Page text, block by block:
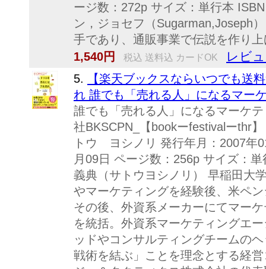
ージ数：272p サイズ：単行本
ン，ジョセフ（Sugarman,Joseph
手であり、通販事業で伝説を作り
1,540円
税込 送料込 カードOK レビ
5.
【楽天ブックスならいつでも送
れ 誰でも「売れる人」になるマ
誰でも「売れる人」になるマーケ
社BKSCPN_【bookーfestivalーthr
トウ ヨシノリ 発行年月：2007年
月09日 ページ数：256p サイズ：
義典（サトウヨシノリ） 早稲田大
やマーケティングを経験後、米ペ
その後、外資系メーカーにてマー
を統括。外資系マーケティングエ
ッドやコンサルティングチームの
戦術を結ぶ」ことを理念とする経